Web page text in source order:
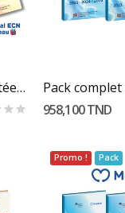
Pack K PRIME 2025 traitées et vérifiées "...
958,100 TND
Promo ! Pack